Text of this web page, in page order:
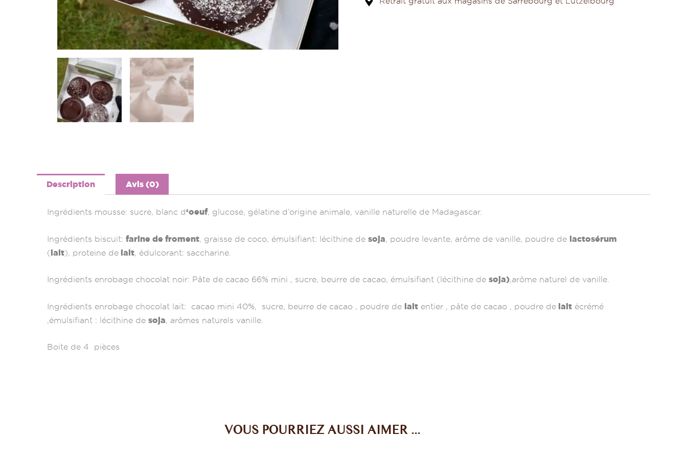
Description Avis (0)
Ingrédients mousse: sucre, blanc d‘oeuf, glucose, gélatine d’origine animale, vanille naturelle de Madagascar.
Ingrédients biscuit: farine de froment, graisse de coco, émulsifiant: lécithine de soja, poudre levante, arôme de vanille, poudre de lactosérum
(lait), proteine de lait, édulcorant: saccharine.
Ingrédients enrobage chocolat noir: Pâte de cacao 66% mini , sucre, beurre de cacao, émulsifiant (lécithine de soja),arôme naturel de vanille.
Ingrédients enrobage chocolat lait: cacao mini 40%, sucre, beurre de cacao , poudre de lait entier , pâte de cacao , poudre de lait écrémé
,émulsifiant : lécithine de soja, arômes naturels vanille.
Boite de 4 pièces
VOUS POURRIEZ AUSSI AIMER ...